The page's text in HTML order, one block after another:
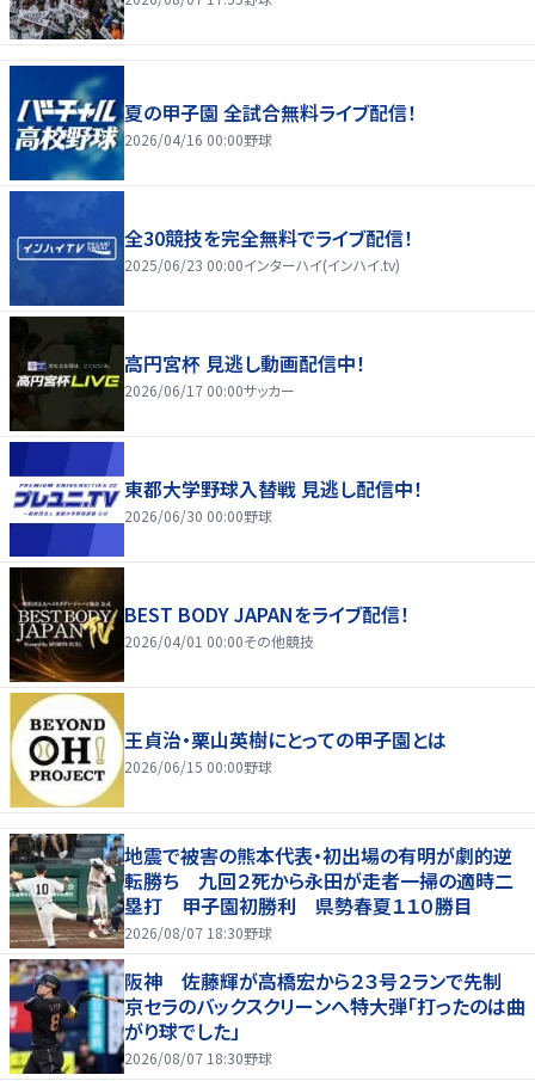
夏の甲子園 全試合無料ライブ配信！
2026/04/16 00:00野球
全30競技を完全無料でライブ配信！
2025/06/23 00:00インターハイ(インハイ.tv)
高円宮杯 見逃し動画配信中！
2026/06/17 00:00サッカー
東都大学野球入替戦 見逃し配信中！
2026/06/30 00:00野球
BEST BODY JAPANをライブ配信！
2026/04/01 00:00その他競技
王貞治・栗山英樹にとっての甲子園とは
2026/06/15 00:00野球
地震で被害の熊本代表・初出場の有明が劇的逆
転勝ち 九回２死から永田が走者一掃の適時二
塁打 甲子園初勝利 県勢春夏１１０勝目
2026/08/07 18:30野球
阪神 佐藤輝が高橋宏から２３号２ランで先制
京セラのバックスクリーンへ特大弾「打ったのは曲
がり球でした」
2026/08/07 18:30野球